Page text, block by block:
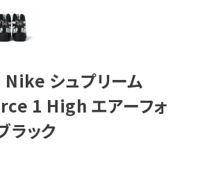
ーブ
シュプリーム
1 High エアーフォ
ラック